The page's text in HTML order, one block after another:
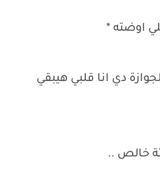
اوضته *
دي انا قلبي هيبقي
خالص ..